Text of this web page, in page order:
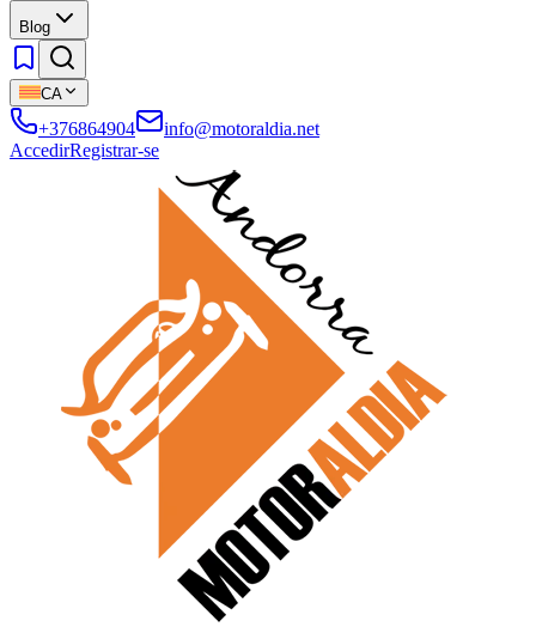
Blog
CA
+376864904
info@motoraldia.net
AccedirRegistrar-se